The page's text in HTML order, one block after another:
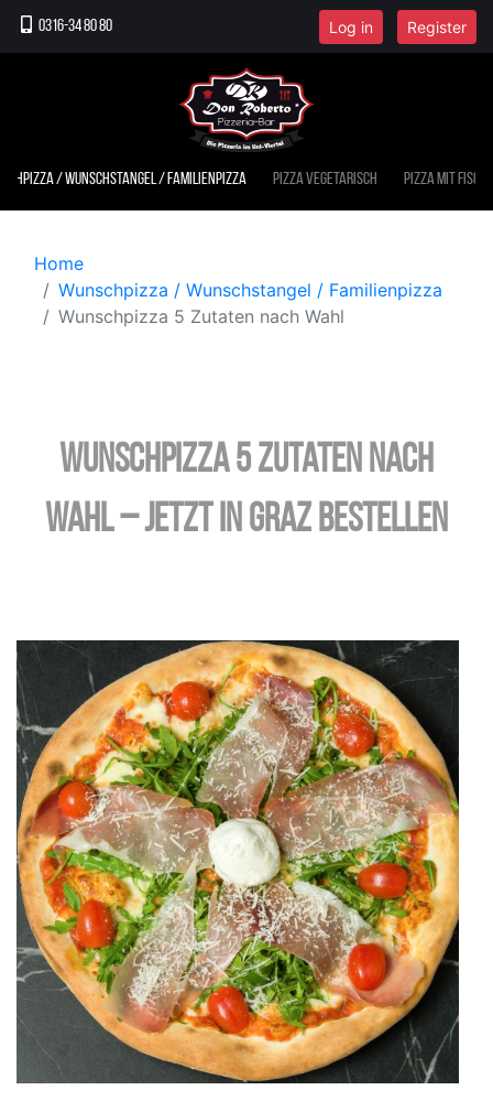
0316-34 80 80 Log in Register
/ Wunschstangel / Familienpizza Pizza vegetarisch Pizza mit Fisch
Home
Wunschpizza / Wunschstangel / Familienpizza
Wunschpizza 5 Zutaten nach Wahl
Wunschpizza 5 Zutaten nach
Wahl – jetzt in Graz bestellen